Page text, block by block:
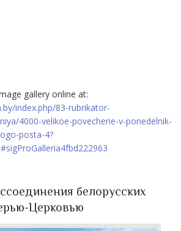
gallery online at:
index.php/83-rubrikator-
4000-velikoe-povecherie-v-ponedelnik-
posta-4?
белорусских
Церковью